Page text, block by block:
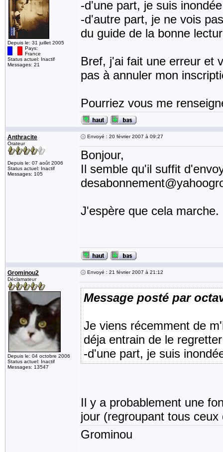
Depuis le: 31 juillet 2005
Pays:
France
Status actuel: Inactif
Messages: 21
-d'une part, je suis
-d'autre part, je ne vois
du guide de la bonne
Bref, j'ai fait une erreur et
pas à annuler mon
Pourriez vous me
Anthracite
Orateur
Depuis le: 07 août 2006
Status actuel: Inactif
Messages: 105
Envoyé : 20 février 2007 à 09:27
Bonjour,
Il semble qu'il suffit
J'espère que cela marche.
Grominou2
Déclamateur
Depuis le: 04 octobre 2006
Status actuel: Inactif
Messages: 13547
Envoyé : 21 février 2007 à 21:12
Message posté par
Je viens récemment de
déja entrain de le
-d'une part, je suis
Il y a probablement une
jour (regroupant tous ceux
Grominou